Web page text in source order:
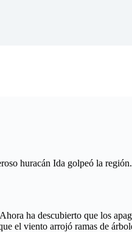
huracán Ida golpeó la
ha descubierto que los
el viento arrojó ramas de